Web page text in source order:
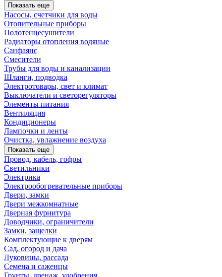
Показать еще
Насосы, счетчики для воды
Отопительные приборы
Полотенцесушители
Радиаторы отопления водяные
Санфаянс
Смесители
Трубы для воды и канализации
Шланги, подводка
Электротовары, свет и климат
Выключатели и светорегуляторы
Элементы питания
Вентиляция
Кондиционеры
Лампочки и ленты
Очистка, увлажнение воздуха
Показать еще
Провод, кабель, гофры
Светильники
Электрика
Электрообогревательные приборы
Двери, замки
Двери межкомнатные
Дверная фурнитура
Доводчики, ограничители
Замки, защелки
Комплектующие к дверям
Сад, огород и дача
Луковицы, рассада
Семена и саженцы
Грунты, дренаж, удобрения